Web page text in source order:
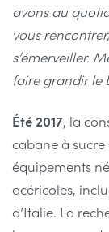
avons au
vous
s’émerveiller.
faire grandir le
Été 2017, la
cabane à
équipements
acéricoles,
d’Italie. La